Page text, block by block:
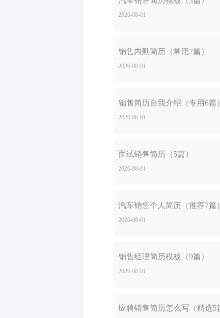
2026-08-01
销售内勤简历（常用7篇）
2026-08-01
销售简历自我介绍（专用6篇
2026-08-01
面试销售简历（5篇）
2026-08-01
汽车销售个人简历（推荐7篇
2026-08-01
销售经理简历模板（9篇）
2026-08-01
应聘销售简历怎么写（精选5